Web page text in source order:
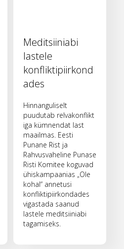
Meditsiiniabi
lastele
konfliktipiirkond
ades
Hinnanguliselt
puudutab relvakonflikt
iga kümnendat last
maailmas. Eesti
Punane Rist ja
Rahvusvaheline Punase
Risti Komitee koguvad
ühiskampaanias „Ole
kohal“ annetusi
konfliktipiirkondades
vigastada saanud
lastele meditsiiniabi
tagamiseks.